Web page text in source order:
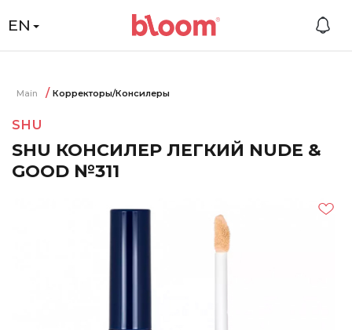
EN
Main Корректоры/Консилеры
SHU
SHU КОНСИЛЕР ЛЕГКИЙ NUDE &
GOOD №311